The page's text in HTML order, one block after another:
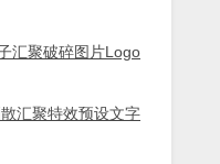
汇聚破碎图片Logo
汇聚特效预设文字